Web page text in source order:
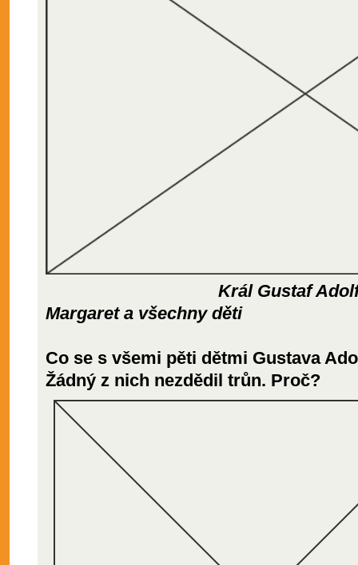
Král Gustaf Adolf VI.,
Margaret a všechny děti
Co se s všemi pěti dětmi Gustava
Žádný z nich nezdědil trůn. Proč?